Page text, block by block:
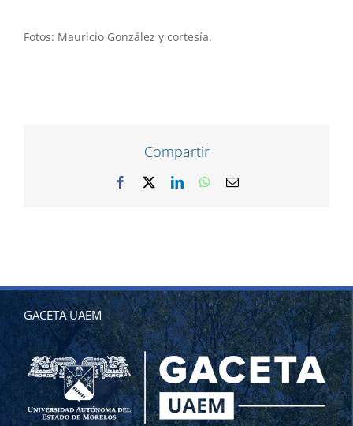
Fotos: Mauricio González y cortesía.
Compartir
Facebook LinkedInWhatsApp
Correo
GACETA UAEM